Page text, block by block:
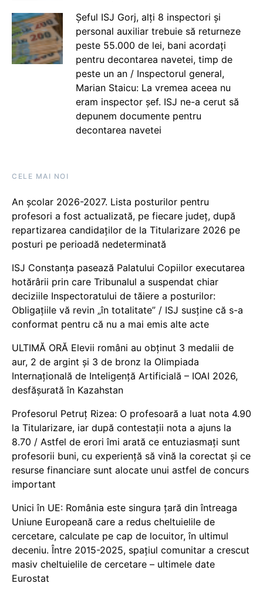
Șeful ISJ Gorj, alți 8 inspectori și
personal auxiliar trebuie să returneze
peste 55.000 de lei, bani acordați
pentru decontarea navetei, timp de
peste un an / Inspectorul general,
Marian Staicu: La vremea aceea nu
eram inspector șef. ISJ ne-a cerut să
depunem documente pentru
decontarea navetei
CELE MAI NOI
An școlar 2026-2027. Lista posturilor pentru
profesori a fost actualizată, pe fiecare județ, după
repartizarea candidaților de la Titularizare 2026 pe
posturi pe perioadă nedeterminată
ISJ Constanța pasează Palatului Copiilor executarea
hotărârii prin care Tribunalul a suspendat chiar
deciziile Inspectoratului de tăiere a posturilor:
Obligațiile vă revin „în totalitate” / ISJ susține că s-a
conformat pentru că nu a mai emis alte acte
ULTIMĂ ORĂ Elevii români au obținut 3 medalii de
aur, 2 de argint și 3 de bronz la Olimpiada
Internațională de Inteligență Artificială – IOAI 2026,
desfășurată în Kazahstan
Profesorul Petruț Rizea: O profesoară a luat nota 4.90
la Titularizare, iar după contestații nota a ajuns la
8.70 / Astfel de erori îmi arată ce entuziasmați sunt
profesorii buni, cu experiență să vină la corectat și ce
resurse financiare sunt alocate unui astfel de concurs
important
Unici în UE: România este singura țară din întreaga
Uniune Europeană care a redus cheltuielile de
cercetare, calculate pe cap de locuitor, în ultimul
deceniu. Între 2015-2025, spațiul comunitar a crescut
masiv cheltuielile de cercetare – ultimele date
Eurostat